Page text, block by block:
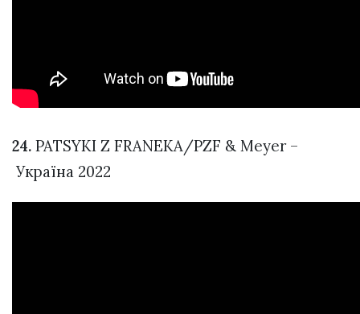
24. PATSYKI Z FRANEKA/PZF & Meyer –
Україна 2022